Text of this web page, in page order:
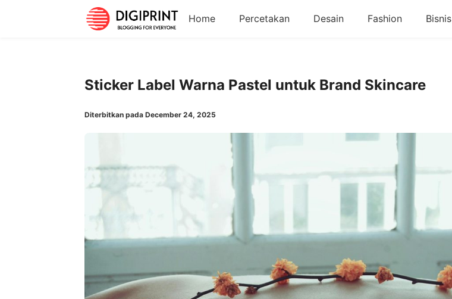
Home Percetakan Desain Fashion Bisnis
Sticker Label Warna Pastel untuk Brand Skincare
Diterbitkan pada December 24, 2025